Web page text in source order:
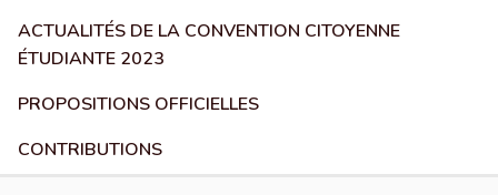
ACTUALITÉS DE LA CONVENTION CITOYENNE
ÉTUDIANTE 2023
PROPOSITIONS OFFICIELLES
CONTRIBUTIONS